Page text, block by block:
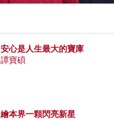
安心是人生最大的寶庫
譚寶碩
繪本界一顆閃亮新星